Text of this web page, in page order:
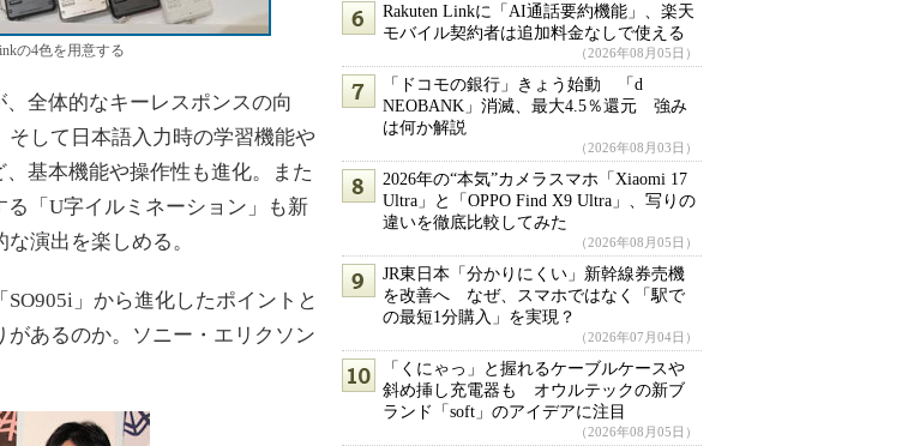
の4色を用意する
全体的なキーレスポンスの向
して日本語入力時の学習機能や
基本機能や操作性も進化。また
「U字イルミネーション」も新
演出を楽しめる。
」から進化したポイントと
あるのか。ソニー・エリクソン
Rakuten Linkに「AI通話要約機能」、楽天
モバイル契約者は追加料金なしで使える
（2026年08月05日）
「ドコモの銀行」きょう始動 「d
NEOBANK」消滅、最大4.5％還元 強み
は何か解説
（2026年08月03日）
2026年の“本気”カメラスマホ「Xiaomi 17
Ultra」と「OPPO Find X9 Ultra」、写りの
違いを徹底比較してみた
（2026年08月05日）
JR東日本「分かりにくい」新幹線券売機
を改善へ なぜ、スマホではなく「駅で
の最短1分購入」を実現？
（2026年07月04日）
「くにゃっ」と握れるケーブルケースや
斜め挿し充電器も オウルテックの新ブ
ランド「soft」のアイデアに注目
（2026年08月05日）